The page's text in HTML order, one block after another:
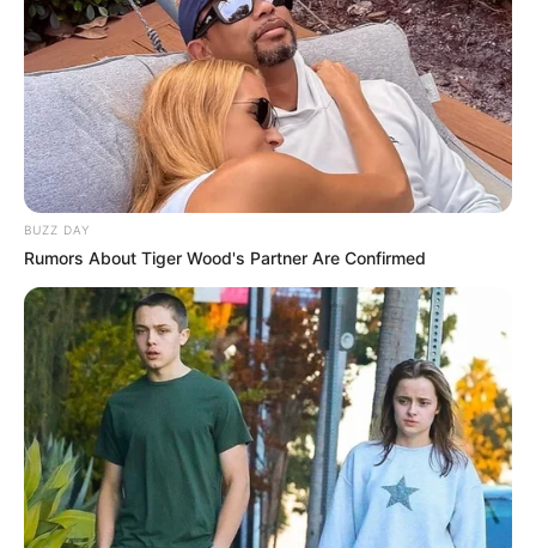
BUZZ DAY
Rumors About Tiger Wood's Partner Are Confirmed